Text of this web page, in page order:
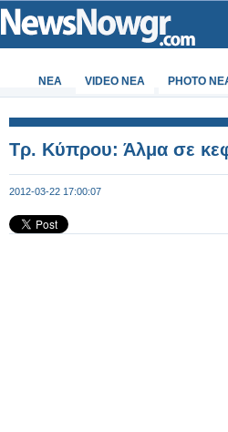
ΝΕΑ VIDEO NEA PHOTO
Τρ. Κύπρου: Άλμα σε
2012-03-22 17:00:07